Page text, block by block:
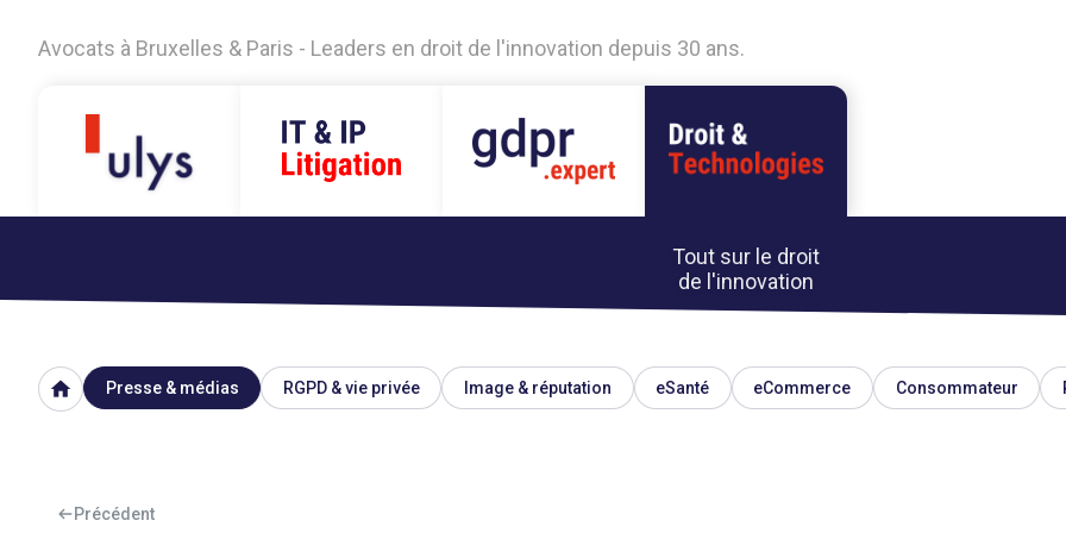
Avocats à Bruxelles & Paris - Leaders en droit de l'innovation depuis 30 ans.
Tout sur le droit
de l'innovation
home Presse & médias RGPD & vie privée Image & réputation eSanté eCommerce Consommateur
Précédent